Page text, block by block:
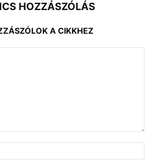
HOZZÁSZÓLÁS
A CIKKHEZ